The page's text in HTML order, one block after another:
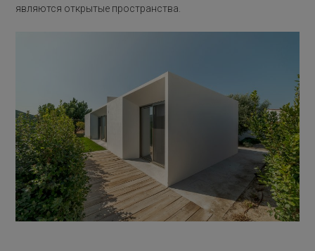
являются открытые пространства.